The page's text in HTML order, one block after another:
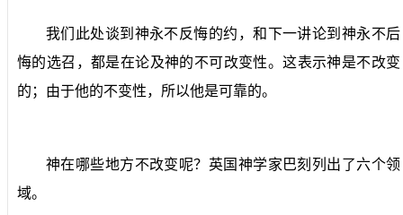
我们此处谈到神永不反悔的约，和下一讲论到神永不后
悔的选召，都是在论及神的不可改变性。这表示神是不改变
的；由于他的不变性，所以他是可靠的。
神在哪些地方不改变呢？英国神学家巴刻列出了六个领
域。